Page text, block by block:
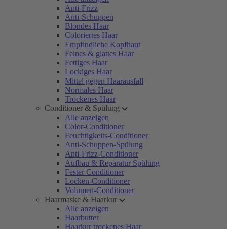
Anti-Frizz
Anti-Schuppen
Blondes Haar
Coloriertes Haar
Empfindliche Kopfhaut
Feines & glattes Haar
Fettiges Haar
Lockiges Haar
Mittel gegen Haarausfall
Normales Haar
Trockenes Haar
Conditioner & Spülung
Alle anzeigen
Color-Conditioner
Feuchtigkeits-Conditioner
Anti-Schuppen-Spülung
Anti-Frizz-Conditioner
Aufbau & Reparatur Spülung
Fester Conditioner
Locken-Conditioner
Volumen-Conditioner
Haarmaske & Haarkur
Alle anzeigen
Haarbutter
Haarkur trockenes Haar